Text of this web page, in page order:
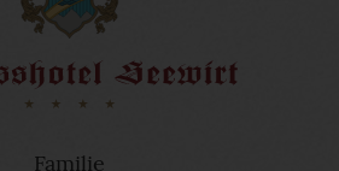
Familie